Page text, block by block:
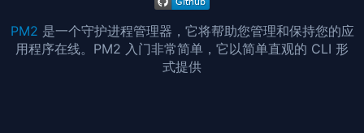
PM2 是一个守护进程管理器，它将帮助您管理和保持您的应
用程序在线。PM2 入门非常简单，它以简单直观的 CLI 形
式提供